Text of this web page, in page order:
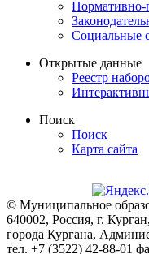
Нормативно-
Социальные
Открытые данные
Реестр
Поиск
Поиск
Карта сайта
© Муниципальное
640002, Россия, г.
города Кургана,
тел. +7 (3522) 42-88-01